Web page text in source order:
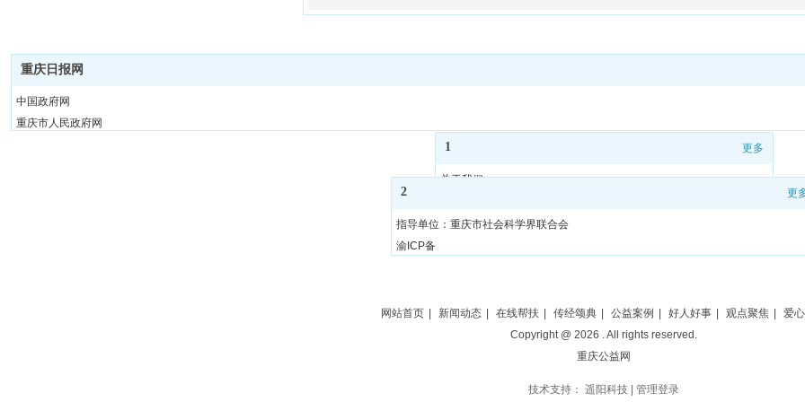
重庆日报网
中国政府网
重庆市人民政府网
1 更多
关于我们
隐私声明
2 更
指导单位：重庆市社会科学界联合会
渝ICP备
网站首页 新闻动态 在线帮扶 传经颂典 公益案例 好人好事 观点聚焦
爱
Copyright @ 2026 . All rights reserved.
重庆公益网
技术支持： 遥阳科技 管理登录